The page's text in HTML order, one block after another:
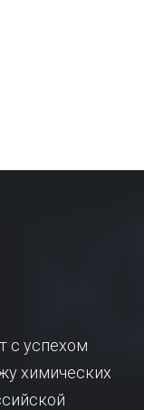
с успехом
химических